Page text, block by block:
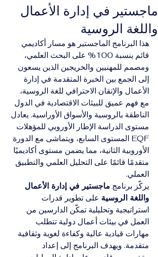
ماجستير في إدارة الأعمال
واللغة الروسية
هذا البرنامج الماجستير هو مسار أكاديمي
قائم بنسبة 100% على البحث العلمي،
ومصمم للمهنيين والخريجين الذين يسعون
إلى الجمع بين الخبرة المتقدمة في إدارة
الأعمال والإتقان الاحترافي للغة الروسية،
مع فهم عميق للبيئات الاقتصادية في الدول
الناطقة بالروسية والأسواق الأوراسية. يعادل
مستوى الدراسة الإطار الأوروبي للمؤهلات
EQF المستوى السابع، ويتماشى مع الدورة
الأوروبية الثانية، مما يضمن مستوى أكاديميًا
متقدمًا قائمًا على التحليل العلمي والتطبيق
العملي.
يركّز برنامج ماجستير في إدارة الأعمال
واللغة الروسية على تطوير قدرات
استراتيجية وتحليلية تمكّن الدارسين من
العمل في بيئات أعمال دولية تتطلب
مهارات قيادية عالية وكفاءة لغوية وثقافية
متقدمة. ويهدف البرنامج إلى إعداد